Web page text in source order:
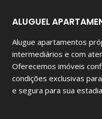
ALUGUEL
Alugue apartamentos
intermediários e com
Oferecemos imóveis
condições exclusivas
e segura para sua